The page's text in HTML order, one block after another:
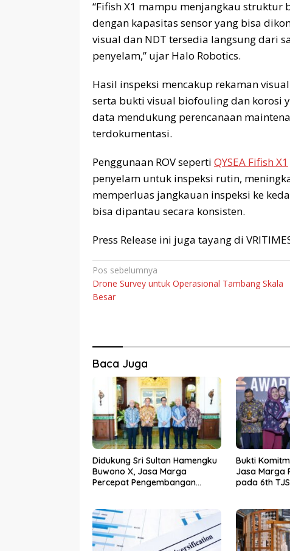
“Fifish X1 mampu menjangkau struktur
dengan kapasitas sensor yang bisa
visual dan NDT tersedia langsung dari
penyelam,” ujar Halo Robotics.
Hasil inspeksi mencakup rekaman
serta bukti visual biofouling dan korosi
data mendukung perencanaan
terdokumentasi.
Penggunaan ROV seperti QYSEA Fifish X1
penyelam untuk inspeksi rutin,
memperluas jangkauan inspeksi ke
bisa dipantau secara konsisten.
Press Release ini juga tayang di
Navigasi
pos
Pos sebelumnya
Drone Survey untuk Operasional Tambang Skala
Besar
Baca Juga
Didukung Sri Sultan Hamengku
Buwono X, Jasa Marga
Percepat Pengembangan
DIY
Bukti
Jasa Marga
pada 6th